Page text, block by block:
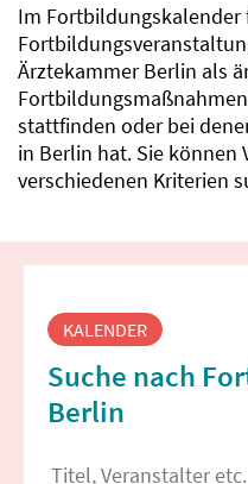
Im Fortbildungskalender
Ärztekammer Berlin als
stattfinden oder bei
in Berlin hat. Sie können
verschiedenen Kriterien
KALENDER
Suche nach
Berlin